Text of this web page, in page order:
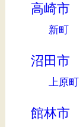
高崎市
新町
沼田市
上原町
館林市